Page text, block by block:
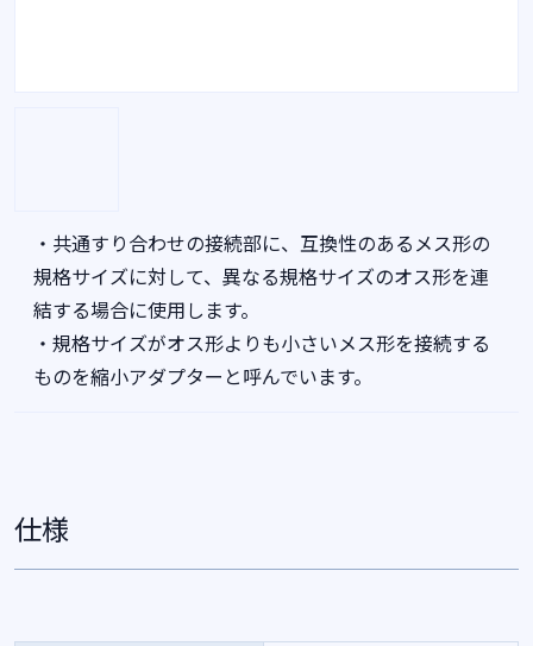
・共通すり合わせの接続部に、互換性のあるメス形の
規格サイズに対して、異なる規格サイズのオス形を連
結する場合に使用します。
・規格サイズがオス形よりも小さいメス形を接続する
ものを縮小アダプターと呼んでいます。
仕様